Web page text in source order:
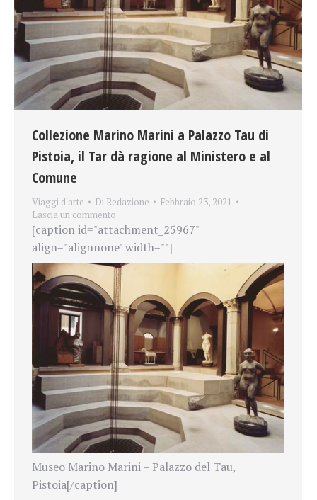
Collezione Marino Marini a Palazzo Tau di
Pistoia, il Tar dà ragione al Ministero e al
Comune
Viaggi d'arte Di Redazione
Febbraio 23, 2021
Lascia un commento
[caption id="attachment_25967"
align="alignnone" width=""]
Museo Marino Marini – Palazzo del Tau,
Pistoia[/caption]